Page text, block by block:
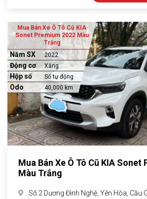
Mua Bán Xe Ô Tô Cũ KIA
Sonet Premium 2022 Màu
Trắng
Năm SX 2022
Động cơ Xăng
Hộp số Số tự động
Odo 40,000 km
Mua Bán Xe Ô Tô Cũ KIA Sonet
Màu Trắng
Số 2 Dương Đình Nghệ, Yên Hòa, Cầu